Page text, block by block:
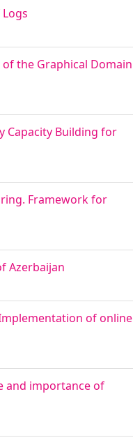
the Graphical Domain
Capacity Building for
Framework for
Azerbaijan
of online
and importance of